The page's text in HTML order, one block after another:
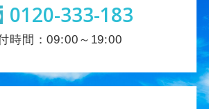
0120-333-183
時間：09:00～19:00